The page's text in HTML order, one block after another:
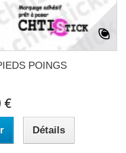
POINGS
€
Détails